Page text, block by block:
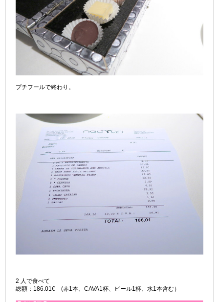
プチフールで終わり。
2 人で食べて
総額：186.01€ (赤1本、CAVA1杯、ビール1杯、水1本含む）